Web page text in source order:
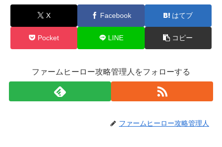
X Facebook はてブ
Pocket LINE コピー
ファームヒーロー攻略管理人をフォローする
ファームヒーロー攻略管理人